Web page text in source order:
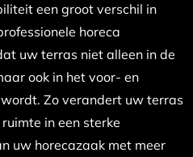
een groot verschil in
horeca
uw terras niet alleen in de
ook in het voor- en
Zo verandert uw terras
in een sterke
uw horecazaak met meer